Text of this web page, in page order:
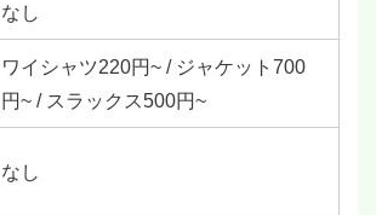
なし
ワイシャツ220円~ / ジャケット700
円~ / スラックス500円~
なし